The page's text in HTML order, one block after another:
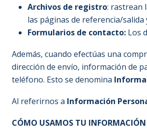
Archivos de registro: rastrean
las páginas de referencia/salida
Formularios de contacto: Los
Además, cuando efectúas una
dirección de envío, información de
teléfono. Esto se denomina
Al referirnos a Información
CÓMO USAMOS TU INFORMACIÓN